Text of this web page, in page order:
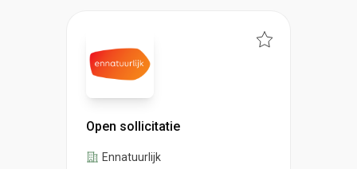
Open sollicitatie
Ennatuurlijk